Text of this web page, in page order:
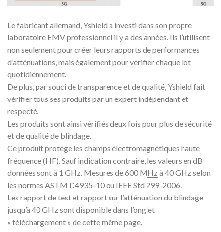
Le fabricant allemand, Yshield a investi dans son propre
laboratoire EMV professionnel il y a des années. Ils l’utilisent
non seulement pour créer leurs rapports de performances
d’atténuations, mais également pour vérifier chaque lot
quotidiennement.
De plus, par souci de transparence et de qualité, Yshield fait
vérifier tous ses produits par un expert indépendant et
respecté.
Les produits sont ainsi vérifiés deux fois pour plus de sécurité
et de qualité de blindage.
Ce produit protège les champs électromagnétiques haute
fréquence (HF). Sauf indication contraire, les valeurs en dB
données sont à 1 GHz. Mesures de 600 MHz à 40 GHz selon
les normes ASTM D4935-10 ou IEEE Std 299-2006.
Les rapport de test et rapport sur l’atténuation du blindage
jusqu’à 40 GHz sont disponible dans l’onglet
« téléchargement » de cette même page.